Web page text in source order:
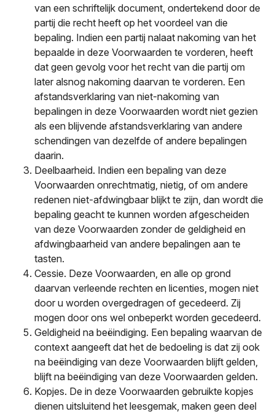
van een schriftelijk document, ondertekend door de
partij die recht heeft op het voordeel van die
bepaling. Indien een partij nalaat nakoming van het
bepaalde in deze Voorwaarden te vorderen, heeft
dat geen gevolg voor het recht van die partij om
later alsnog nakoming daarvan te vorderen. Een
afstandsverklaring van niet-nakoming van
bepalingen in deze Voorwaarden wordt niet gezien
als een blijvende afstandsverklaring van andere
schendingen van dezelfde of andere bepalingen
daarin.
Deelbaarheid. Indien een bepaling van deze
Voorwaarden onrechtmatig, nietig, of om andere
redenen niet-afdwingbaar blijkt te zijn, dan wordt die
bepaling geacht te kunnen worden afgescheiden
van deze Voorwaarden zonder de geldigheid en
afdwingbaarheid van andere bepalingen aan te
tasten.
Cessie. Deze Voorwaarden, en alle op grond
daarvan verleende rechten en licenties, mogen niet
door u worden overgedragen of gecedeerd. Zij
mogen door ons wel onbeperkt worden gecedeerd.
Geldigheid na beëindiging. Een bepaling waarvan de
context aangeeft dat het de bedoeling is dat zij ook
na beëindiging van deze Voorwaarden blijft gelden,
blijft na beëindiging van deze Voorwaarden gelden.
Kopjes. De in deze Voorwaarden gebruikte kopjes
dienen uitsluitend het leesgemak, maken geen deel